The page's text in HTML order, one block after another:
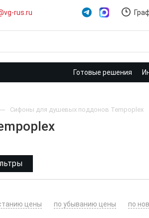
rus.ru
Готовые решения
Сифоны для душевых поддонов Tempoplex
цены по убыванию цены по